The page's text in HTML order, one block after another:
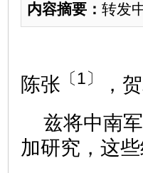
内容摘要： 转发
陈张 〔1〕 ，
兹将中南
加研究，这些